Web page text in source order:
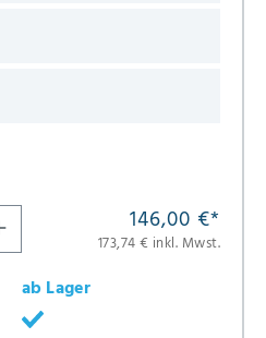
146,00 €*
173,74 € inkl. Mwst.
ab Lager